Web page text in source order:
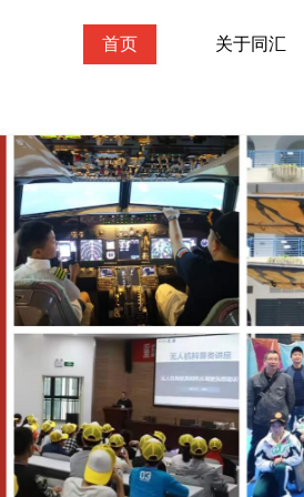
首页 关于同汇